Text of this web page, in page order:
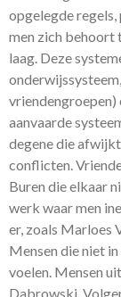
opgelegde
men zich behoort
laag. Deze
vriendengroepen)
aanvaarde
degene die
conflicten.
Buren die elkaar
werk waar men
er, zoals Marloes
Mensen die niet in
voelen. Mensen
Dabrowski.